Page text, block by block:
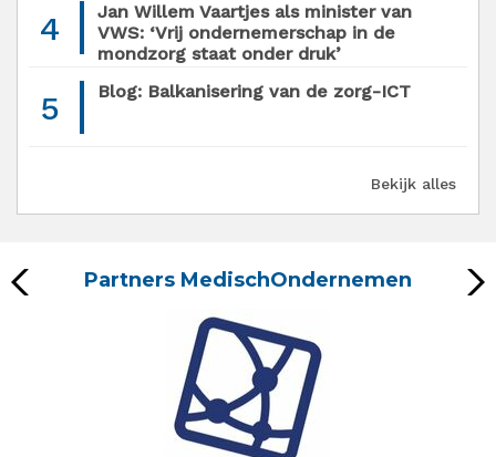
4
Jan Willem Vaartjes als minister van
VWS: ‘Vrij ondernemerschap in de
mondzorg staat onder druk’
5 Blog: Balkanisering van de zorg-ICT
Bekijk alles
Partners MedischOndernemen